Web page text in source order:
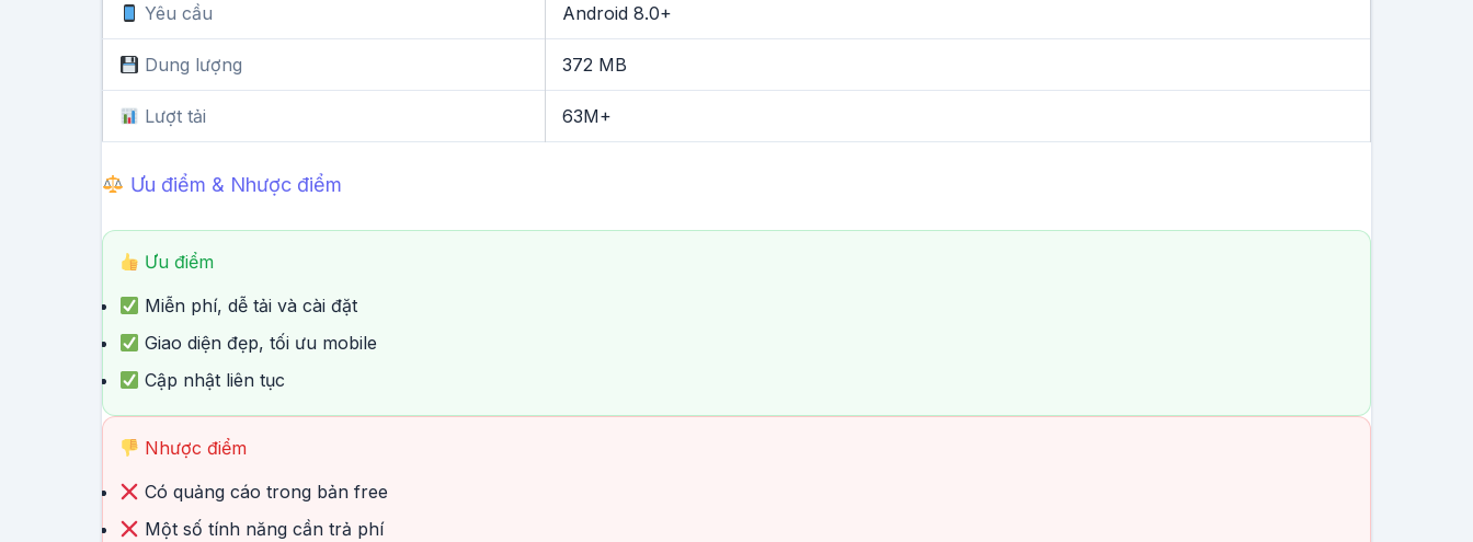
Yêu cầu Android 8.0+
Dung lượng 372 MB
Lượt tải 63M+
Ưu điểm & Nhược điểm
Ưu điểm
Miễn phí, dễ tải và cài đặt
Giao diện đẹp, tối ưu mobile
Cập nhật liên tục
Nhược điểm
Có quảng cáo trong bản free
Một số tính năng cần trả phí